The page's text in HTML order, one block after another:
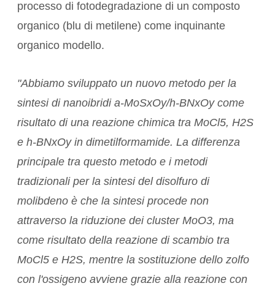
processo di fotodegradazione di un composto
organico (blu di metilene) come inquinante
organico modello.
"Abbiamo sviluppato un nuovo metodo per la
sintesi di nanoibridi a-MoSxOy/h-BNxOy come
risultato di una reazione chimica tra MoCl5, H2S
e h-BNxOy in dimetilformamide. La differenza
principale tra questo metodo e i metodi
tradizionali per la sintesi del disolfuro di
molibdeno è che la sintesi procede non
attraverso la riduzione dei cluster MoO3, ma
come risultato della reazione di scambio tra
MoCl5 e H2S, mentre la sostituzione dello zolfo
con l'ossigeno avviene grazie alla reazione con